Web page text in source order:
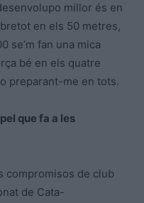
millor és en
en els 50 metres,
se’m fan una mica
bé en els quatre
preparant-me en tots.
que fa a les
compromisos de club
de Cata-